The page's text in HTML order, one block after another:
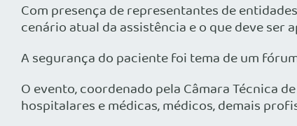
Com presença de representantes de
cenário atual da assistência e o que deve ser
A segurança do paciente foi tema de um
O evento, coordenado pela Câmara Técnica
hospitalares e médicas, médicos, demais